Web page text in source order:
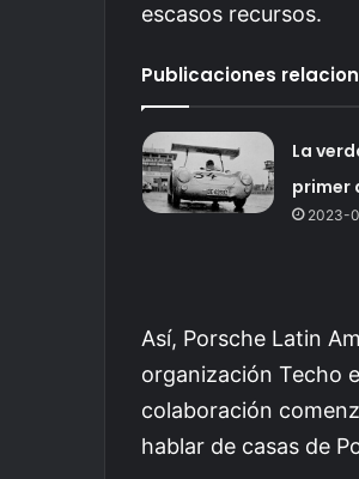
escasos recursos.
Publicaciones
La
primer
2023-
Así, Porsche Latin
organización Techo
colaboración
hablar de casas de